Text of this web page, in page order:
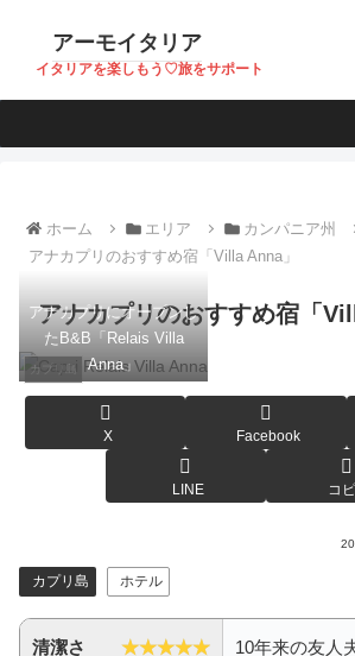
アーモイタリア
イタリアを楽しもう♡旅をサポート
ホーム エリア カンパニア州
アナカプリのおすすめ宿「Villa Anna」
アナカプリのおすすめ宿「
カプリ島
アナカプリにオープンし
たB&B「Relais Villa
Anna」
X Facebook
LINE コ
カプリ島 ホテル
清潔さ
10年来の友人